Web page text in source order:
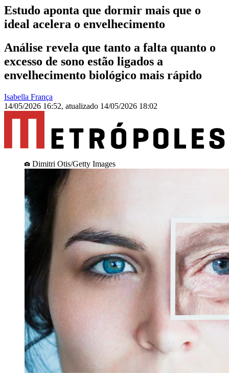
Estudo aponta que dormir mais que o
ideal acelera o envelhecimento
Análise revela que tanto a falta quanto o
excesso de sono estão ligados a
envelhecimento biológico mais rápido
Isabella França
14/05/2026 16:52, atualizado 14/05/2026 18:02
Dimitri Otis/Getty Images